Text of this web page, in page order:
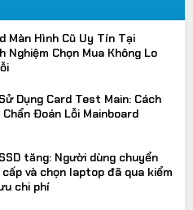
Màn Hình Cũ Uy Tín Tại
Nghiệm Chọn Mua Không Lo
Dụng Card Test Main: Cách
Chẩn Đoán Lỗi Mainboard
tăng: Người dùng chuyển
và chọn laptop đã qua kiểm
chi phí